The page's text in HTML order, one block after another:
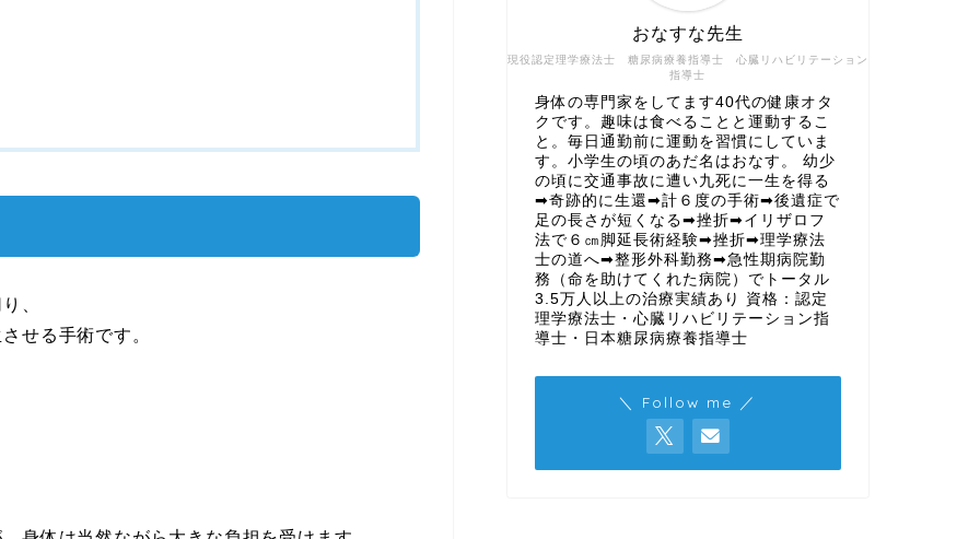
、
せる手術です。
現役認定理学療法士 糖尿病療養指導士 心臓リハビリテーション
指導士
おなすな先生
身体の専門家をしてます40代の健康オタ
クです。趣味は食べることと運動するこ
と。毎日通勤前に運動を習慣にしていま
す。小学生の頃のあだ名はおなす。 幼少
の頃に交通事故に遭い九死に一生を得る
➡奇跡的に生還➡計６度の手術➡後遺症で
足の長さが短くなる➡挫折➡イリザロフ
法で６㎝脚延長術経験➡挫折➡理学療法
士の道へ➡整形外科勤務➡急性期病院勤
務（命を助けてくれた病院）でトータル
3.5万人以上の治療実績あり 資格：認定
理学療法士・心臓リハビリテーション指
導士・日本糖尿病療養指導士
＼ Follow me ／